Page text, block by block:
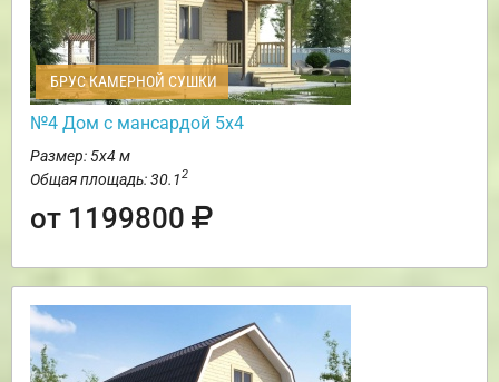
БРУС КАМЕРНОЙ СУШКИ
№4 Дом с мансардой 5х4
Размер: 5х4 м
Общая площадь: 30.12
от 1199800